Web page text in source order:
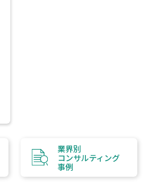
業界別
コンサルティング
事例